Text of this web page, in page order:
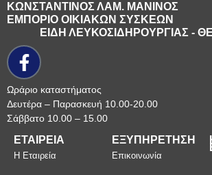
ΚΩΝΣΤΑΝΤΙΝΟΣ ΛΑΜ. ΜΑΝΙΝΟΣ
ΕΜΠΟΡΙΟ ΟΙΚΙΑΚΩΝ ΣΥΣΚΕΩΝ
ΕΙΔΗ ΛΕΥΚΟΣΙΔΗΡΟΥΡΓΙΑΣ -
Ωράριο καταστήματος
Δευτέρα – Παρασκευή 10.00-20.00
Σάββατο 10.00 – 15.00
ΕΤΑΙΡΕΙΑ
Η Εταιρεία
ΕΞΥΠΗΡΕΤΗΣΗ
Επικοινωνία